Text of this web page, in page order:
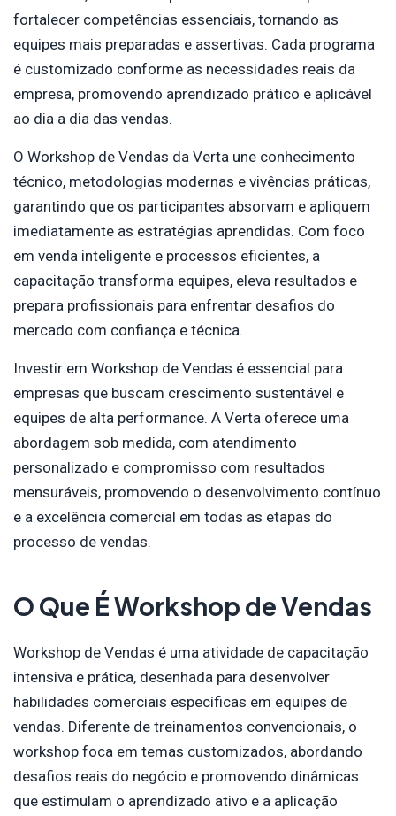
fortalecer competências essenciais, tornando as
equipes mais preparadas e assertivas. Cada programa
é customizado conforme as necessidades reais da
empresa, promovendo aprendizado prático e aplicável
ao dia a dia das vendas.
O Workshop de Vendas da Verta une conhecimento
técnico, metodologias modernas e vivências práticas,
garantindo que os participantes absorvam e apliquem
imediatamente as estratégias aprendidas. Com foco
em venda inteligente e processos eficientes, a
capacitação transforma equipes, eleva resultados e
prepara profissionais para enfrentar desafios do
mercado com confiança e técnica.
Investir em Workshop de Vendas é essencial para
empresas que buscam crescimento sustentável e
equipes de alta performance. A Verta oferece uma
abordagem sob medida, com atendimento
personalizado e compromisso com resultados
mensuráveis, promovendo o desenvolvimento contínuo
e a excelência comercial em todas as etapas do
processo de vendas.
O Que É Workshop de Vendas
Workshop de Vendas é uma atividade de capacitação
intensiva e prática, desenhada para desenvolver
habilidades comerciais específicas em equipes de
vendas. Diferente de treinamentos convencionais, o
workshop foca em temas customizados, abordando
desafios reais do negócio e promovendo dinâmicas
que estimulam o aprendizado ativo e a aplicação